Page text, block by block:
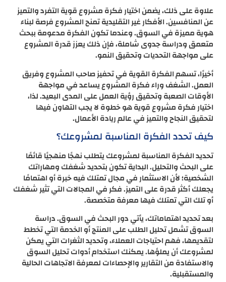
علاوة على ذلك، يضمن اختيار فكرة مشروع قوية التفرد والتميز
عن المنافسين. الأفكار غير التقليدية تمنح المشروع فرصة لبناء
هوية مميزة في السوق. وعندما تكون الفكرة مدعومة ببحث
متعمق ودراسة جدوى شاملة، فإن ذلك يعزز قدرة المشروع
على مواجهة التحديات وتحقيق النمو.
أخيرًا، تسهم الفكرة القوية في تحفيز صاحب المشروع وفريق
العمل. الشغف وراء فكرة المشروع يساعد في مواجهة
الأوقات الصعبة وتحقيق رؤية العمل على المدى البعيد. لذا،
اختيار فكرة مشروع قوية هو خطوة لا يجب التهاون فيها
لتحقيق النجاح والتميز في عالم ريادة الأعمال.
كيف تحدد الفكرة المناسبة لمشروعك؟
تحديد الفكرة المناسبة لمشروعك يتطلب نهجًا منهجيًا قائمًا
على البحث والتحليل. البداية تكون بتحديد شغفك ومهاراتك
الشخصية؛ لأن الاستثمار في مجال تمتلك فيه خبرة أو اهتمامًا
يجعلك أكثر قدرة على التميز. فكر في المجالات التي تثير شغفك
أو تلك التي تمتلك فيها معرفة متخصصة.
بعد تحديد اهتماماتك، يأتي دور البحث في السوق. دراسة
السوق تشمل تحليل الطلب على المنتج أو الخدمة التي تخطط
لتقديمها، فهم احتياجات العملاء، وتحديد الثغرات التي يمكن
لمشروعك أن يملؤها. يمكنك استخدام أدوات تحليل السوق
والاستفادة من التقارير والإحصاءات لمعرفة الاتجاهات الحالية
والمستقبلية.